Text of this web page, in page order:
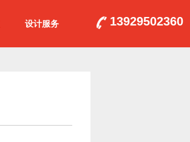
设计服务 13929502360